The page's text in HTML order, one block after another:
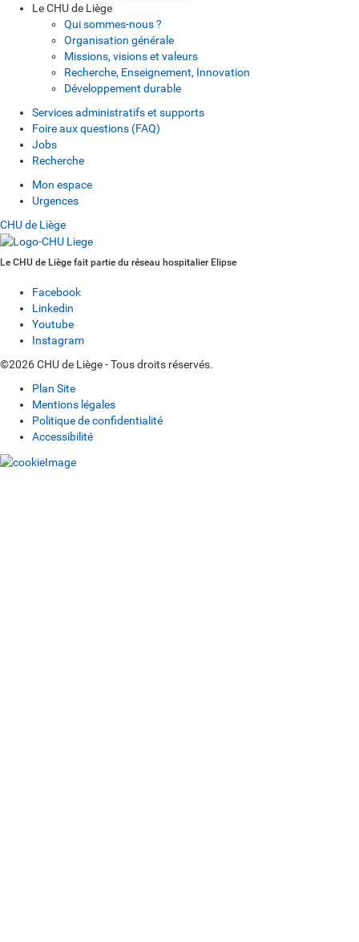
Le CHU de Liège
Qui sommes-nous ?
Organisation générale
Missions, visions et valeurs
Recherche, Enseignement, Innovation
Développement durable
Services administratifs et supports
Foire aux questions (FAQ)
Jobs
Recherche
Mon espace
Urgences
CHU de Liège
Le CHU de Liège fait partie du réseau hospitalier Elipse
Facebook
Linkedin
Youtube
Instagram
©2026 CHU de Liège - Tous droits réservés.
Plan Site
Mentions légales
Politique de confidentialité
Accessibilité